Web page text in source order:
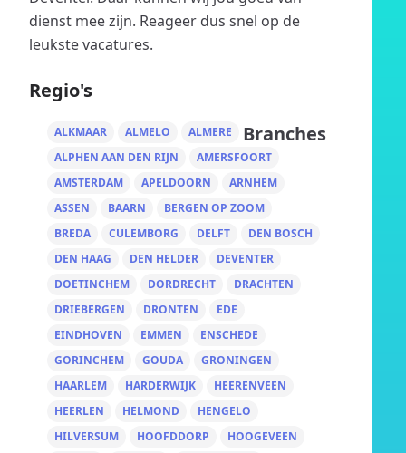
dienst mee zijn. Reageer dus snel op de
leukste vacatures.
Regio's
ALKMAAR ALMELO
ALMERE
ALPHEN AAN DEN RIJN
AMERSFOORT
AMSTERDAM
APELDOORN
ARNHEM
ASSEN
BAARN
BERGEN OP ZOOM
BREDA
CULEMBORG DELFT
DEN BOSCH
DEN HAAG
DEN HELDER
DEVENTER
DOETINCHEM
DORDRECHT
DRACHTEN
DRIEBERGEN
DRONTEN
EDE
EINDHOVEN
EMMEN
ENSCHEDE
GORINCHEM
GOUDA
GRONINGEN
HAARLEM
HARDERWIJK
HEERENVEEN
HEERLEN
HELMOND
HENGELO
HILVERSUM
HOOFDDORP
HOOGEVEEN
Branches